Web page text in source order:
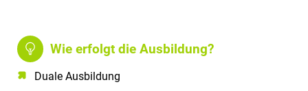
Wie erfolgt die Ausbildung?
Duale Ausbildung